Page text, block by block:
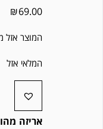
₪69.00
המוצר אזל
המלאי אזל
אריזה